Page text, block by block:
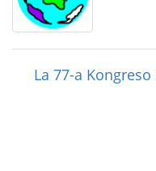
La 77-a